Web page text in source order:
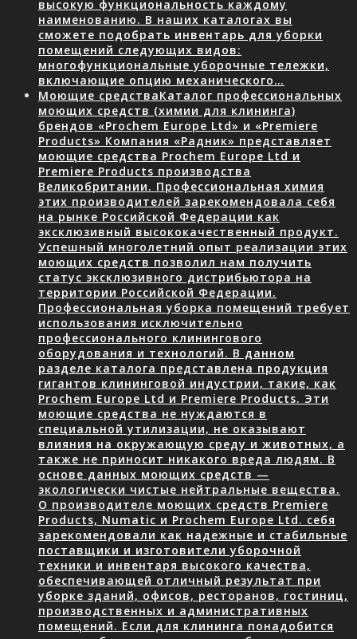
высокую функциональность каждому
наименованию. В наших каталогах вы
сможете подобрать инвентарь для уборки
помещений следующих видов:
многофункциональные уборочные тележки,
включающие опцию механического…
Моющие средстваКаталог профессиональных
моющих средств (химии для клининга)
брендов «Prochem Europe Ltd» и «Premiere
Products» Компания «Радник» представляет
моющие средства Prochem Europe Ltd и
Premiere Products производства
Великобритании. Профессиональная химия
этих производителей зарекомендовала себя
на рынке Российской Федерации как
эксклюзивный высококачественный продукт.
Успешный многолетний опыт реализации этих
моющих средств позволил нам получить
статус эксклюзивного дистрибьютора на
территории Российской Федерации.
Профессиональная уборка помещений требует
использования исключительно
профессионального клинингового
оборудования и технологий. В данном
разделе каталога представлена продукция
гигантов клининговой индустрии, такие, как
Prochem Europe Ltd и Premiere Products. Эти
моющие средства не нуждаются в
специальной утилизации, не оказывают
влияния на окружающую среду и животных, а
также не приносит никакого вреда людям. В
основе данных моющих средств —
экологически чистые нейтральные вещества.
О производителе моющих средств Premiere
Products, Numatic и Prochem Europe Ltd. себя
зарекомендовали как надежные и стабильные
поставщики и изготовители уборочной
техники и инвентаря высокого качества,
обеспечивающей отличный результат при
уборке зданий, офисов, ресторанов, гостиниц,
производственных и административных
помещений. Если для клининга понадобится